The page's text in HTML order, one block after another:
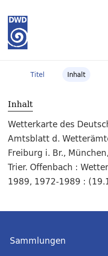
Titel Inhalt
Inhalt
Wetterkarte des
Amtsblatt d.
Freiburg i. Br.,
Trier. Offenbach :
1989, 1972-1989 :
Sammlungen